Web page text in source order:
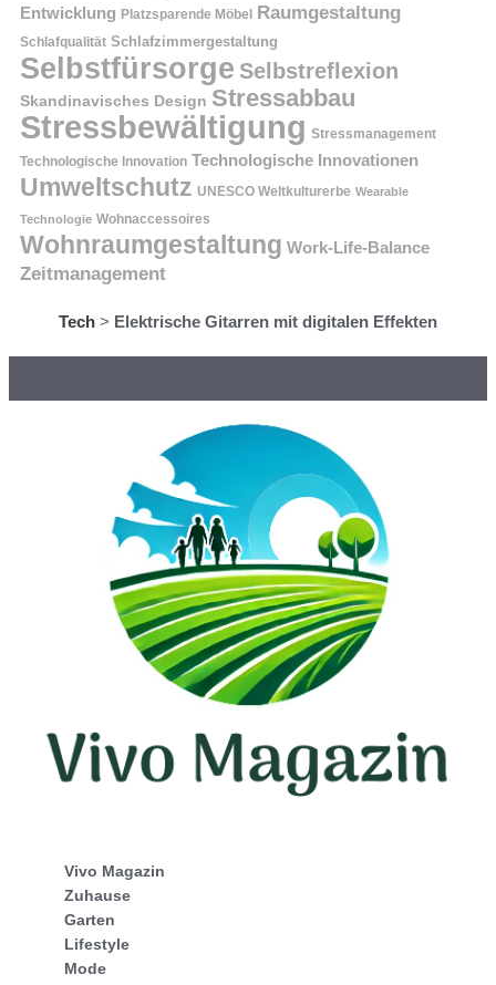
Entwicklung Platzsparende Möbel Raumgestaltung
Schlafqualität Schlafzimmergestaltung
Selbstfürsorge Selbstreflexion
Skandinavisches Design Stressabbau
Stressbewältigung Stressmanagement
Technologische Innovation Technologische Innovationen
Umweltschutz UNESCO Weltkulturerbe Wearable
Technologie Wohnaccessoires
Wohnraumgestaltung Work-Life-Balance
Zeitmanagement
Tech > Elektrische Gitarren mit digitalen Effekten
Vivo Magazin
Zuhause
Garten
Lifestyle
Mode